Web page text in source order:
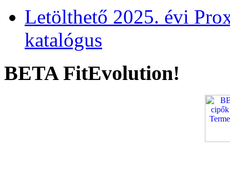
Letölthető 2025. évi
katalógus
BETA FitEvolution!